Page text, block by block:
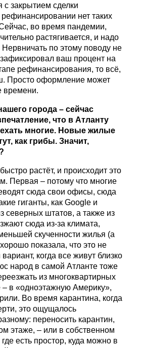
с закрытием сделки
нет таких
во время пандемии,
растягивается, и надо
Нервничать по этому поводу не
зафиксировал ваш процент на
рефинансирования, то всё,
Просто оформление может
времени.
города – сейчас
что в Атланту
многие. Новые жилые
как грибы. Значит,
растёт, и происходит это
Первая – потому что многие
сюда свои офисы, сюда
гиганты, как Google и
северных штатов, а также из
сюда из-за климата,
скученности жилья (а
показала, что это не
когда все живут близко
народ в самой Атланте тоже
из многоквартирных
в «одноэтажную Америку»,
Во время карантина, когда
это ощущалось
переносить карантин,
этаже, – или в собственном
есть простор, куда можно в